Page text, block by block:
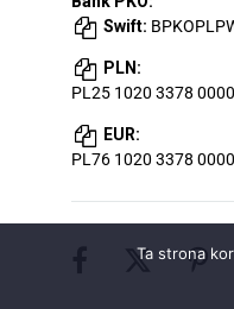
Swift:
PLN:
PL25 1020 3378
EUR:
PL76 1020 3378
Facebook
X
Ta strona